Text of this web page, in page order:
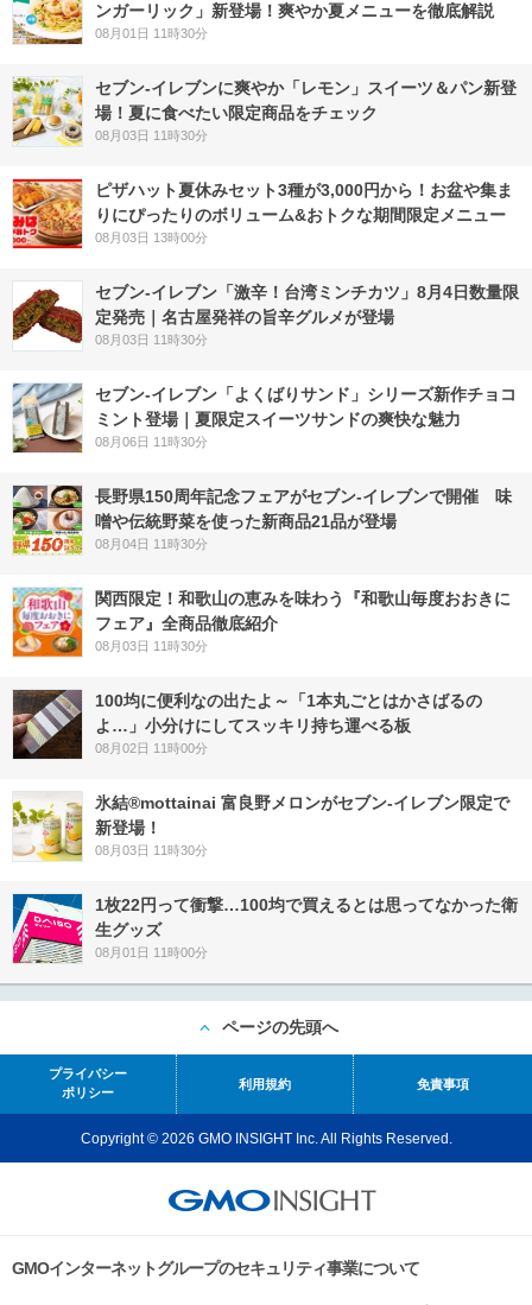
ンガーリック」新登場！爽やか夏メニューを徹底解説
08月01日 11時30分
セブン‐イレブンに爽やか「レモン」スイーツ＆パン新登
場！夏に食べたい限定商品をチェック
08月03日 11時30分
ピザハット夏休みセット3種が3,000円から！お盆や集ま
りにぴったりのボリューム&おトクな期間限定メニュー
08月03日 13時00分
セブン-イレブン「激辛！台湾ミンチカツ」8月4日数量限
定発売｜名古屋発祥の旨辛グルメが登場
08月03日 11時30分
セブン‐イレブン「よくばりサンド」シリーズ新作チョコ
ミント登場｜夏限定スイーツサンドの爽快な魅力
08月06日 11時30分
長野県150周年記念フェアがセブン-イレブンで開催 味
噌や伝統野菜を使った新商品21品が登場
08月04日 11時30分
関西限定！和歌山の恵みを味わう『和歌山毎度おおきに
フェア』全商品徹底紹介
08月03日 11時30分
100均に便利なの出たよ～「1本丸ごとはかさばるの
よ…」小分けにしてスッキリ持ち運べる板
08月02日 11時00分
氷結®mottainai 富良野メロンがセブン‐イレブン限定で
新登場！
08月03日 11時30分
1枚22円って衝撃…100均で買えるとは思ってなかった衛
生グッズ
08月01日 11時00分
ページの先頭へ
プライバシー
ポリシー
利用規約 免責事項
Copyright © 2026 GMO INSIGHT Inc. All Rights Reserved.
GMOインターネットグループのセキュリティ事業について